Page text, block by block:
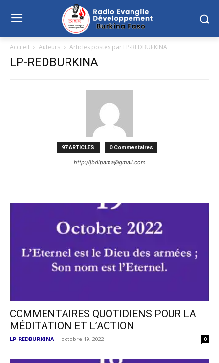
Accueil Auteurs Articles postés par LP-REDBURKINA
LP-REDBURKINA
97 ARTICLES 0 Commentaires
http://jbdipama@gmail.com
COMMENTAIRES QUOTIDIENS POUR LA
MÉDITATION ET L’ACTION
LP-REDBURKINA - octobre 19, 2022 0